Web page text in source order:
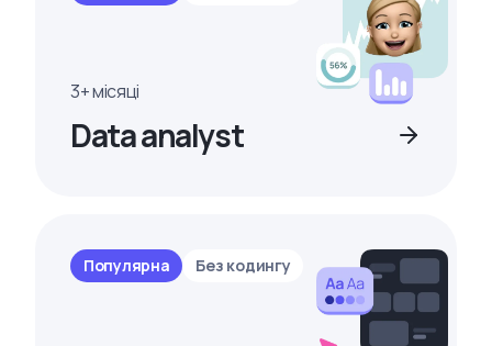
3+ місяці
Data analyst
Популярна Без кодингу